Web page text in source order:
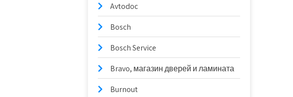
Avtodoc
Bosch
Bosch Service
Bravo, магазин дверей и ламината
Burnout